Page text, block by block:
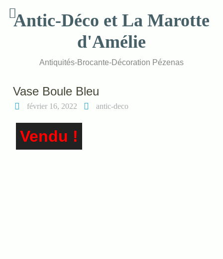
contentAntic-Déco et La Marotte
d'Amélie
Antiquités-Brocante-Décoration Pézenas
Vase Boule Bleu
février 16, 2022 antic-deco
Vendu !